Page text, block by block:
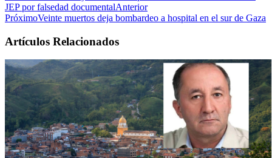
JEP por falsedad documentalAnterior
PróximoVeinte muertos deja bombardeo a hospital en el sur de Gaza
Artículos Relacionados